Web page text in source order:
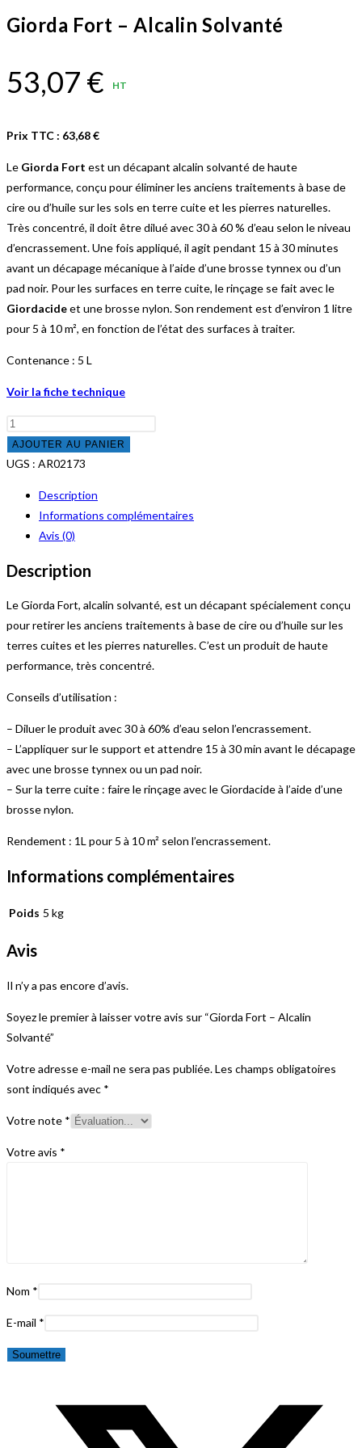
Giorda Fort – Alcalin Solvanté
53,07 € HT
Prix TTC : 63,68€
Le Giorda Fort est un décapant alcalin solvanté de haute
performance, conçu pour éliminer les anciens traitements à base de
cire ou d’huile sur les sols en terre cuite et les pierres naturelles.
Très concentré, il doit être dilué avec 30 à 60 % d’eau selon le niveau
d’encrassement. Une fois appliqué, il agit pendant 15 à 30 minutes
avant un décapage mécanique à l’aide d’une brosse tynnex ou d’un
pad noir. Pour les surfaces en terre cuite, le rinçage se fait avec le
Giordacideet une brosse nylon. Son rendement est d’environ 1 litre
pour 5 à 10 m², en fonction de l’état des surfaces à traiter.
Contenance : 5 L
Voir la fiche technique
quantité
de
Giorda
Solvanté
AJOUTER AU PANIER
UGS : AR02173
Description
Informations complémentaires
Avis (0)
Description
Le Giorda Fort, alcalin solvanté, est un décapant spécialement conçu
pour retirer les anciens traitements à base de cire ou d’huile sur les
terres cuites et les pierres naturelles. C’est un produit de haute
performance, très concentré.
Conseils d’utilisation :
– Diluer le produit avec 30 à 60% d’eau selon l’encrassement.
– L’appliquer sur le support et attendre 15 à 30 min avant le décapage
avec une brosse tynnex ou un pad noir.
– Sur la terre cuite : faire le rinçage avec le Giordacide à l’aide d’une
brosse nylon.
Rendement : 1L pour 5 à 10 m² selon l’encrassement.
Informations complémentaires
Poids 5 kg
Avis
Il n’y a pas encore d’avis.
Soyez le premier à laisser votre avis sur “Giorda Fort – Alcalin
Solvanté”
Votre adresse e-mail ne sera pas publiée.Les champs obligatoires
sont indiqués avec *
Votre note *
Votre avis *
Nom *
E-mail *